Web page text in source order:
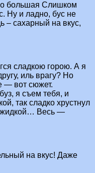
большая Слишком
Ну и ладно, бус не
– сахарный на вкус,
сладкою горою. А я
иль врагу? Но
— вот сюжет.
я съем тебя, и
так сладко хрустнул
жидкой… Весь —
на вкус! Даже